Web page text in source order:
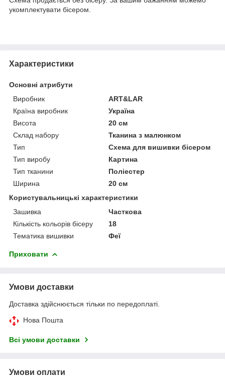
укомплектувати бісером.
Характеристики
Основні атрибути
Виробник
ART&LAR
Країна виробник
Україна
Висота
20 см
Склад набору
Тканина з малюнком
Тип
Схема для вишивки бісером
Тип виробу
Картина
Тип тканини
Поліестер
Ширина
20 см
Користувальницькі характеристики
Зашивка
Часткова
Кількість кольорів бісеру
18
Тематика вишивки
Феї
Приховати
Умови доставки
Доставка здійснюється тільки по передоплаті.
Нова Пошта
Всі умови доставки
Умови оплати